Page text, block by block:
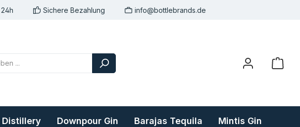
Sichere Bezahlung info@bottlebrands.de
Downpour Gin Barajas Tequila Mintis Gin